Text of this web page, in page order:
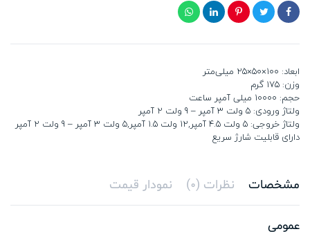
ابعاد: 100×50×25 میلی‌متر
وزن: 175 گرم
حجم: 10000 میلی آمپر ساعت
ولتاژ ورودی: 5 ولت 3 آمپر – 9 ولت 2 آمپر
ولتاژ خروجی: 5 ولت 4.5 آمپر,12 ولت 1.5 آمپر,5 ولت 3 آمپر – 9 ولت 2 آمپر
دارای قابلیت شارژ سریع
مشخصات نظرات (0) نمودار قیمت
عمومی